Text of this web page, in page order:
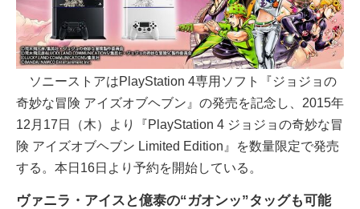
ソニーストアはPlayStation 4専用ソフト『ジョジョの
奇妙な冒険 アイズオブヘブン』の発売を記念し、2015年
12月17日（木）より『PlayStation 4 ジョジョの奇妙な冒
険 アイズオブヘブン Limited Edition』を数量限定で発売
する。本日16日より予約を開始している。
ヴァニラ・アイスと億泰の“ガオンッ”タッグも可能